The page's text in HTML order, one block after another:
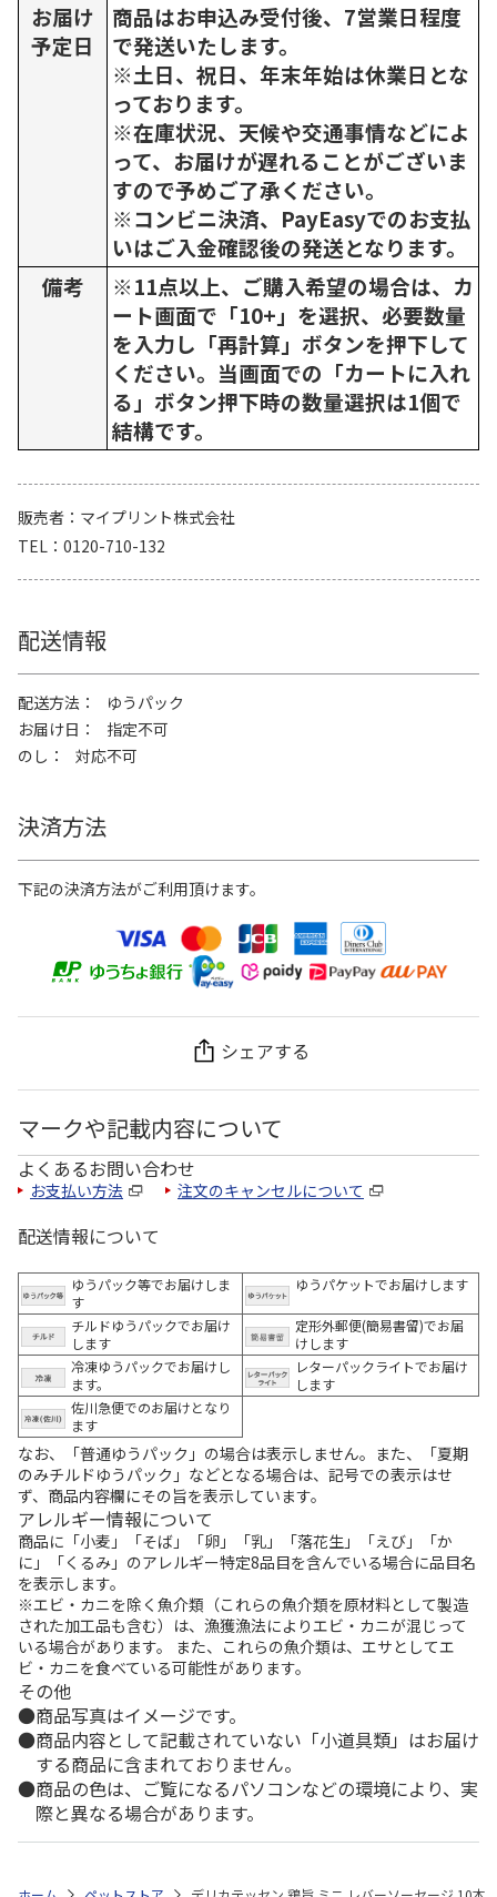
お届け
予定日
商品はお申込み受付後、7営業日程度
で発送いたします。
※土日、祝日、年末年始は休業日とな
っております。
※在庫状況、天候や交通事情などによ
って、お届けが遅れることがございま
すので予めご了承ください。
※コンビニ決済、PayEasyでのお支払
いはご入金確認後の発送となります。
備考
※11点以上、ご購入希望の場合は、カ
ート画面で「10+」を選択、必要数量
を入力し「再計算」ボタンを押下して
ください。当画面での「カートに入れ
る」ボタン押下時の数量選択は1個で
結構です。
販売者
マイプリント株式会社
TEL
0120-710-132
配送情報
配送方法
ゆうパック
お届け日
指定不可
のし
対応不可
決済方法
下記の決済方法がご利用頂けます。
シェアする
マークや記載内容について
よくあるお問い合わせ
お支払い方法 注文のキャンセルについて
配送情報について
ゆうパック等でお届けしま
す
ゆうパケットでお届けします
チルドゆうパックでお届け
します
定形外郵便(簡易書留)でお届
けします
冷凍ゆうパックでお届けし
ます。
レターパックライトでお届け
します
佐川急便でのお届けとなり
ます
なお、「普通ゆうパック」の場合は表示しません。また、「夏期
のみチルドゆうパック」などとなる場合は、記号での表示はせ
ず、商品内容欄にその旨を表示しています。
アレルギー情報について
商品に「小麦」「そば」「卵」「乳」「落花生」「えび」「か
に」「くるみ」のアレルギー特定8品目を含んでいる場合に品目名
を表示します。
※エビ・カニを除く魚介類（これらの魚介類を原材料として製造
された加工品も含む）は、漁獲漁法によりエビ・カニが混じって
いる場合があります。 また、これらの魚介類は、エサとしてエ
ビ・カニを食べている可能性があります。
その他
商品写真はイメージです。
商品内容として記載されていない「小道具類」はお届け
する商品に含まれておりません。
商品の色は、ご覧になるパソコンなどの環境により、実
際と異なる場合があります。